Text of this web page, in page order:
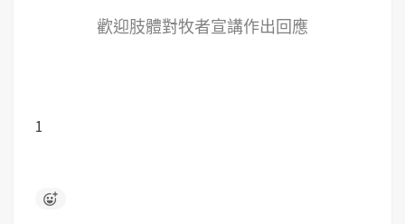
歡迎肢體對牧者宣講作出回應
1